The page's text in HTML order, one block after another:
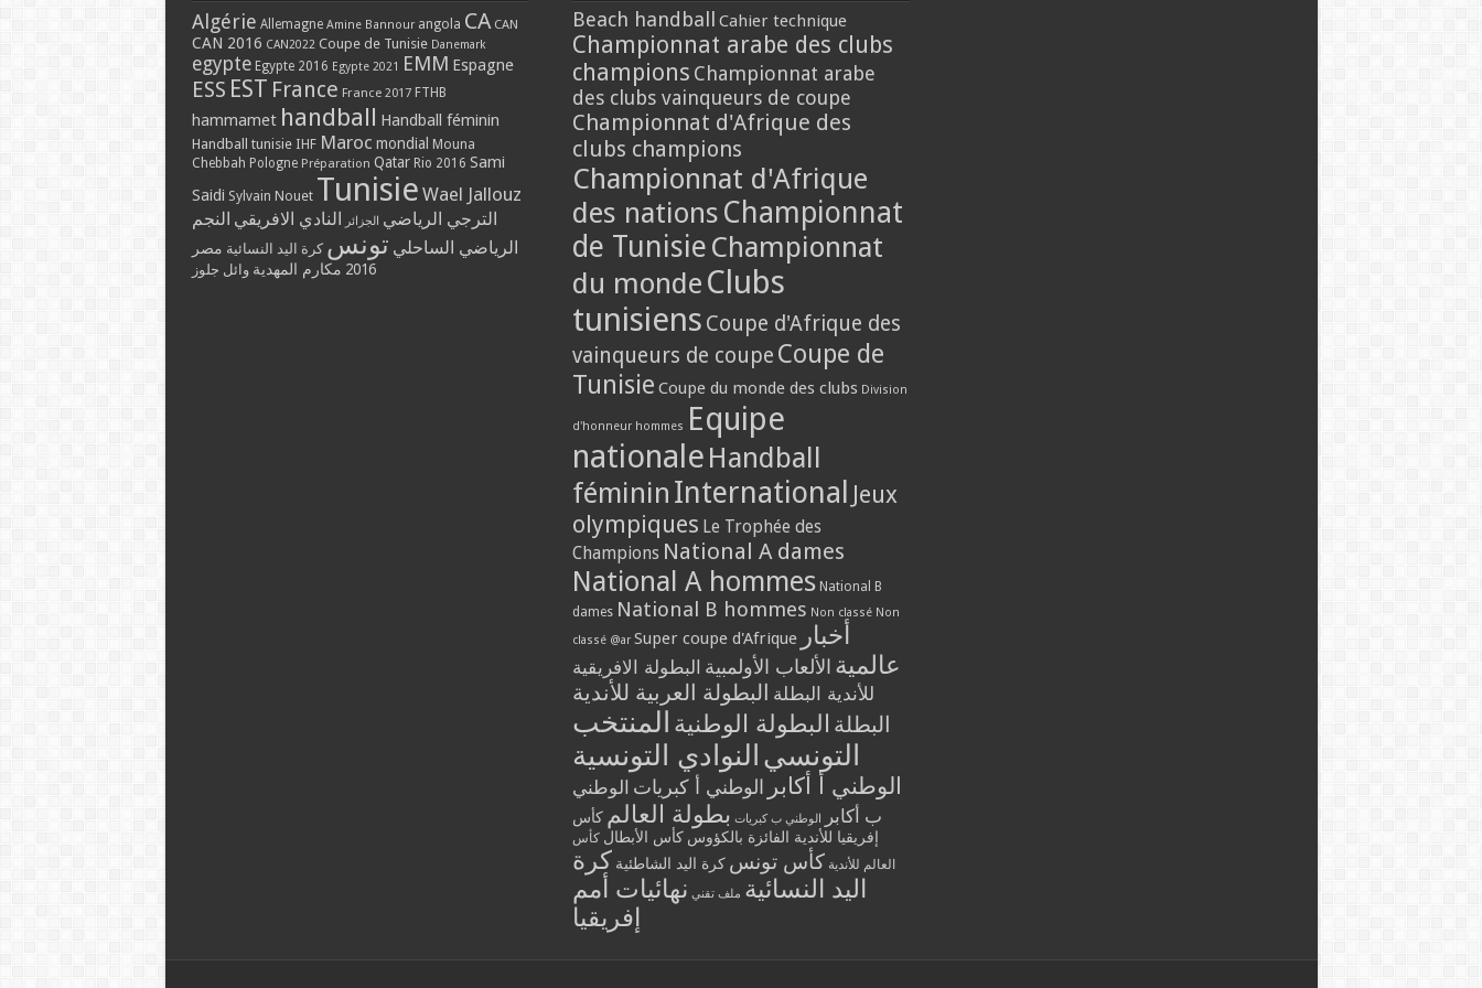
Algérie Allemagne Amine Bannour angola CA CAN
CAN 2016 CAN2022 Coupe de Tunisie Danemark
egypte Egypte 2016 Egypte 2021 EMM Espagne
ESS EST France France 2017 FTHB
hammamet handball Handball féminin
Handball tunisie IHF Maroc mondial Mouna
Chebbah Pologne Préparation Qatar Rio 2016 Sami
Saidi Sylvain Nouet Tunisie Wael Jallouz
الترجي الرياضي الجزائر النادي الافريقي النجم
الرياضي الساحلي تونس كرة اليد النسائية مصر
2016 مكارم المهدية وائل جلوز
Beach handball Cahier technique
Championnat arabe des clubs
champions Championnat arabe
des clubs vainqueurs de coupe
Championnat d'Afrique des
clubs champions
Championnat d'Afrique
des nations Championnat
de Tunisie Championnat
du monde Clubs
tunisiens Coupe d'Afrique des
vainqueurs de coupe Coupe de
Tunisie Coupe du monde des clubs Division
d'honneur hommes Equipe
nationale Handball
féminin International Jeux
olympiques Le Trophée des
Champions National A dames
National A hommes National B
dames National B hommes Non classé Non
classé @ar Super coupe d'Afrique أخبار
عالمية الألعاب الأولمبية البطولة الافريقية
للأندية البطلة البطولة العربية للأندية
البطلة البطولة الوطنية المنتخب
التونسي النوادي التونسية
الوطني أ أكابر الوطني أ كبريات الوطني
ب أكابر
الوطني ب كبريات بطولة العالم كأس
إفريقيا للأندية الفائزة بالكؤوس كأس الأبطال كأس
العالم للأندية كأس تونس كرة اليد الشاطئية كرة
اليد النسائية ملف تقني نهائيات أمم
إفريقيا